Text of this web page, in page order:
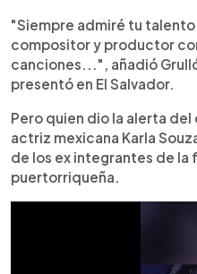
"Siempre admiré tu
compositor y productor
canciones...", añadió
presentó en El Salvador.
Pero quien dio la alerta
actriz mexicana Karla
de los ex integrantes de la
puertorriqueña.